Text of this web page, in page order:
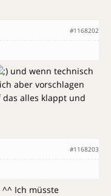
#1168202
und wenn technisch
aber vorschlagen
alles klappt und
#1168203
Ich müsste